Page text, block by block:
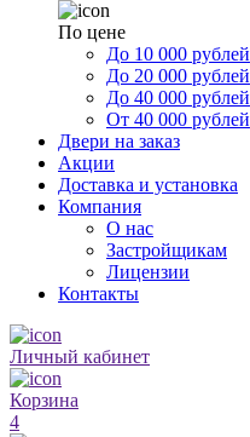
По цене
До 10 000 рублей
До 20 000 рублей
До 40 000 рублей
От 40 000 рублей
Двери на заказ
Акции
Доставка и установка
Компания
О нас
Застройщикам
Лицензии
Контакты
Личный кабинет
Корзина
4